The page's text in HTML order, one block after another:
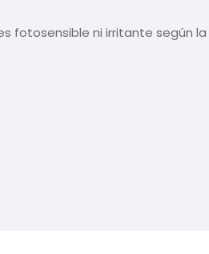
fotosensible ni irritante según